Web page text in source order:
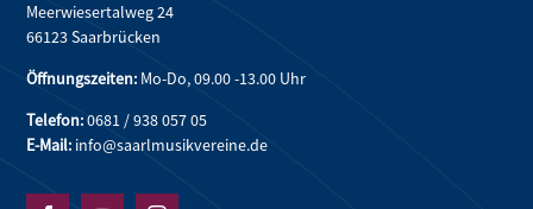
Meerwiesertalweg 24
66123 Saarbrücken
Öffnungszeiten: Mo-Do, 09.00 -13.00 Uhr
Telefon:0681 / 938 057 05
E-Mail: info@saarlmusikvereine.de